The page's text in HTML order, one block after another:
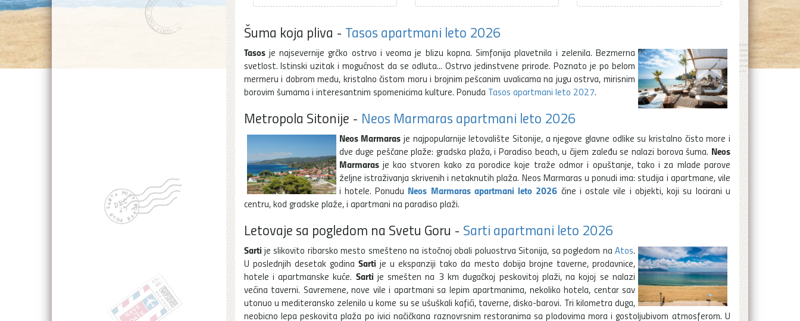
Šuma koja pliva - Tasos apartmani leto 2026
Tasosje najsevernije grčko ostrvo i veoma je blizu kopna. Simfonija plavetnila i zelenila. Bezmerna
svetlost. Istinski uzitak i mogućnost da se odluta... Ostrvo jedinstvene prirode. Poznato je po belom
mermeru i dobrom medu, kristalno čistom moru i brojnim pešcanim uvalicama na jugu ostrva, mirisnim
borovim šumama i interesantnim spomenicima kulture. Ponuda Tasos apartmani leto 2027.
Metropola Sitonije - Neos Marmaras apartmani leto 2026
Neos Marmaras je najpopularnije letovalište Sitonije, a njegove glavne odlike su kristalno čisto more i
dve duge peščane plaže: gradska plaža, i Paradiso beach, u čijem zaleđu se nalazi borova šuma. Neos
Marmarasje kao stvoren kako za porodice koje traže odmor i opuštanje, tako i za mlade parove
željne istraživanja skrivenih i netaknutih plaža. Neos Marmaras u ponudi ima: studija i apartmane, vile
i hotele. Ponudu Neos Marmaras apartmani leto 2026 čine i ostale vile i objekti, koji su locirani u
centru, kod gradske plaže, i apartmani na paradiso plaži.
Letovaje sa pogledom na Svetu Goru - Sarti apartmani leto 2026
Sarti je slikovito ribarsko mesto smešteno na istočnoj obali poluostrva Sitonija, sa pogledom na Atos.
U poslednjih desetak godina Sarti je u ekspanziji tako da mesto dobija brojne taverne, prodavnice,
hotele i apartmanske kuće. Sarti je smešten na 3 km dugačkoj peskovitoj plaži, na kojoj se nalazi
većina taverni. Savremene, nove vile i apartmani sa lepim apartmanima, nekoliko hotela, centar sav
utonuo u mediteransko zelenilo u kome su se ušuškali kafići, taverne, disko-barovi. Tri kilometra duga,
neobicno lepa peskovita plaža po ivici načičkana raznovrsnim restoranima sa plodovima mora i gostoljubivom atmosferom. U